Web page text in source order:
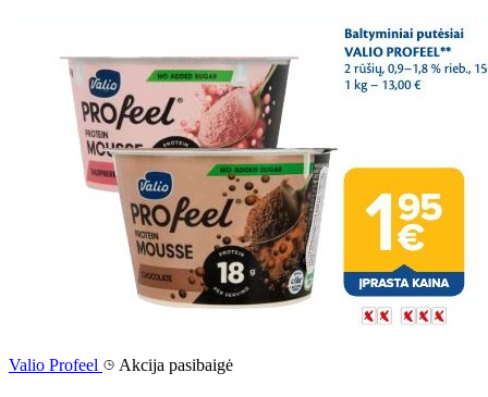
Valio Profeel Akcija pasibaigė